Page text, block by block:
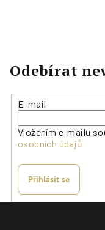
Odebírat
E-mail
Vložením e-mailu
osobních údajů
Přihlásit se